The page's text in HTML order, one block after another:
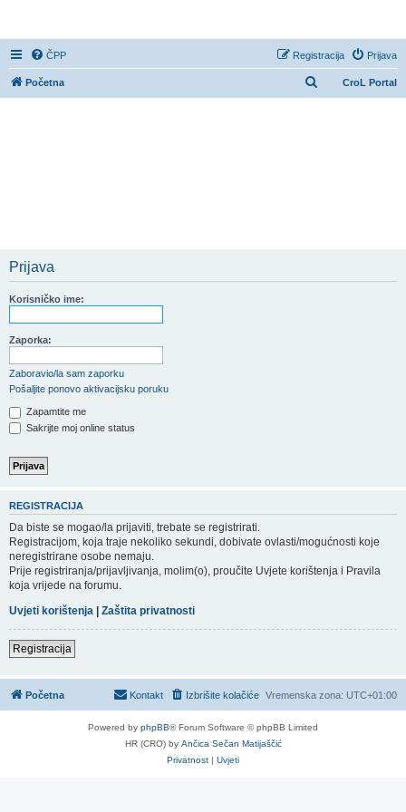
ČPP Prijava
Registracija
CroL Portal
Početna
Prijava
Korisničko ime:
Zaporka:
Zaboravio/la sam zaporku
Pošaljite ponovo aktivacijsku poruku
Zapamtite me
Sakrijte moj online status
REGISTRACIJA
Da biste se mogao/la prijaviti, trebate se registrirati.
Registracijom, koja traje nekoliko sekundi, dobivate ovlasti/mogućnosti koje
neregistrirane osobe nemaju.
Prije registriranja/prijavljivanja, molim(o), proučite Uvjete korištenja i Pravila
koja vrijede na forumu.
Uvjeti korištenja | Zaštita privatnosti
Registracija
Početna Vremenska zona: UTC+01:00
Izbrišite kolačiće
Kontakt
Powered by phpBB® Forum Software © phpBB Limited
HR (CRO) by Ančica Sečan Matijaščić
Privatnost | Uvjeti